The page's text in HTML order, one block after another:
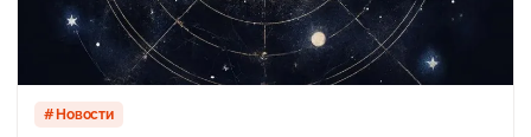
Новости